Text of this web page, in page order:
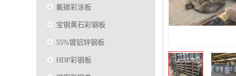
氟碳彩涂板
宝钢黄石彩钢板
55%镀铝锌钢板
HDP彩钢板